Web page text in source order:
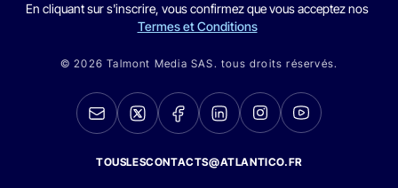
En cliquant sur s'inscrire, vous confirmez que vous acceptez nos
Termes et Conditions
© 2026 Talmont Media SAS. tous droits réservés.
TOUSLESCONTACTS@ATLANTICO.FR